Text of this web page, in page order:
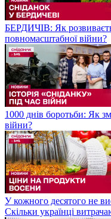
БЕРДИЧІВ: Як
повномасштабної війни?
1000 днів боротьби: Як
війни?
У кожного десятого не
Скільки українці